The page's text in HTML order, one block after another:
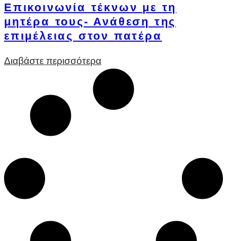
Επικοινωνία τέκνων με τη
μητέρα τους- Ανάθεση της
επιμέλειας στον πατέρα
Διαβάστε περισσότερα